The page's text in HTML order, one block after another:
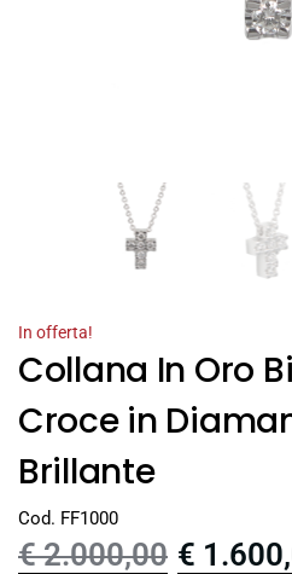
In offerta!
Collana In Oro
Croce in
Brillante
Cod. FF1000
€2.000,00 €